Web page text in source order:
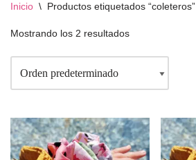
Inicio \ Productos etiquetados “coleteros”
Mostrando los 2 resultados